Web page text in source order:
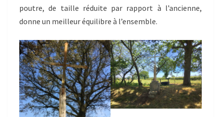
poutre, de taille réduite par rapport à l’ancienne,
donne un meilleur équilibre à l’ensemble.